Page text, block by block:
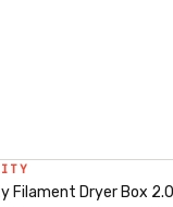
Filament Dryer Box 2.0